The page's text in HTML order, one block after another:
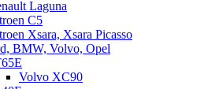
Laguna
C5
Xsara, Xsara Picasso
BMW, Volvo, Opel
Volvo XC90